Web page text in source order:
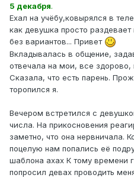
5 декабря.
Ехал на учёбу,ковырялся в
как девушка просто
без вариантов... Привет
Вкладывалась в общение,
отвечала на мои, все
Сказала, что есть парень.
торопился я.
Вечером встретился с
числа. На прикосновения
заметно, что она нервничала.
поцелую нам попались её
шаблона ахах К тому времени
попросил девах проводить